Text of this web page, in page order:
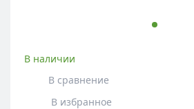
В наличии
В сравнение
В избранное